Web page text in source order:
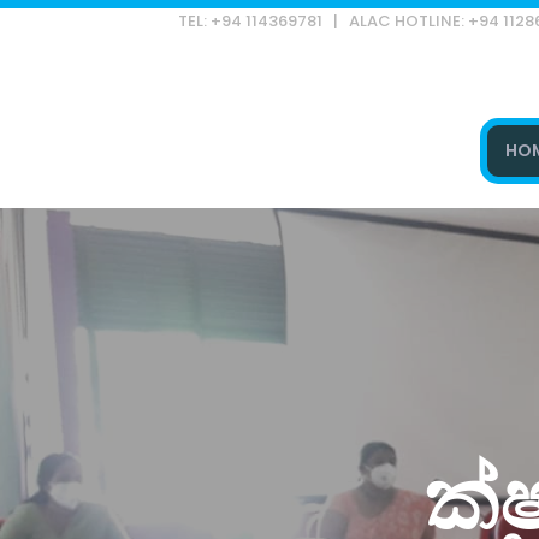
TEL: +94 114369781 | ALAC HOTLINE: +94